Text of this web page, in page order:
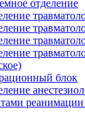
отделение
блок